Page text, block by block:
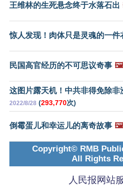
王维林的生死悬念终于水落石出
惊人发现！肉体只是灵魂的一件
民国高官经历的不可思议奇事 🖼️
这图片露天机！中共非得免除非
2022/8/28 (293,770次)
倒霉蛋儿和幸运儿的离奇故事 🖼️
Copyright© RMB
All Rights
人民报网站